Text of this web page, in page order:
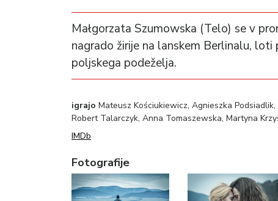
Małgorzata Szumowska (Telo) se v
nagrado žirije na lanskem Berlinalu,
poljskega podeželja.
igrajo Mateusz Kościukiewicz, Agnieszka
Robert Talarczyk, Anna Tomaszewska, Martyna
IMDb
Fotografije